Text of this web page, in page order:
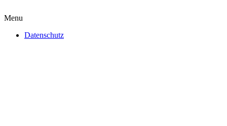
Menu
Datenschutz